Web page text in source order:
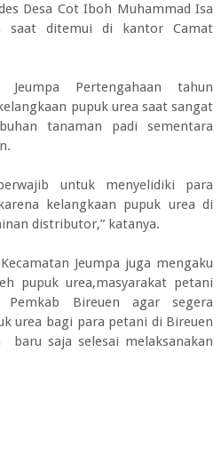
Desa Cot Iboh Muhammad Isa
saat ditemui di kantor Camat
Pertengahaan tahun
pupuk urea saat sangat
tanaman padi sementara
untuk menyelidiki para
kelangkaan pupuk urea di
distributor,” katanya.
Jeumpa juga mengaku
pupuk urea,masyarakat petani
Pemkab Bireuen agar segera
urea bagi para petani di Bireuen
baru saja selesai melaksanakan